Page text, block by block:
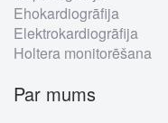
Ehokardiogrāfija
Elektrokardiogrāfija
Holtera monitorēšana
Par mums